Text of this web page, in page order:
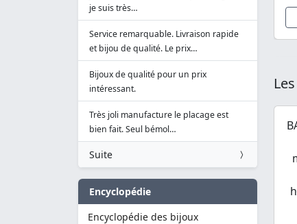
je suis très…
Service remarquable. Livraison rapide
et bijou de qualité. Le prix…
Bijoux de qualité pour un prix
intéressant.
Très joli manufacture le placage est
bien fait. Seul bémol…
Suite
Encyclopédie
Encyclopédie des bijoux